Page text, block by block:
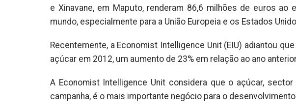
e Xinavane, em Maputo, renderam 86,6 milhões de euros
mundo, especialmente para a União Europeia e os Estados
Recentemente, a Economist Intelligence Unit (EIU) adiantou
açúcar em 2012, um aumento de 23% em relação ao ano
A Economist Intelligence Unit considera que o açúcar,
campanha, é o mais importante negócio para o